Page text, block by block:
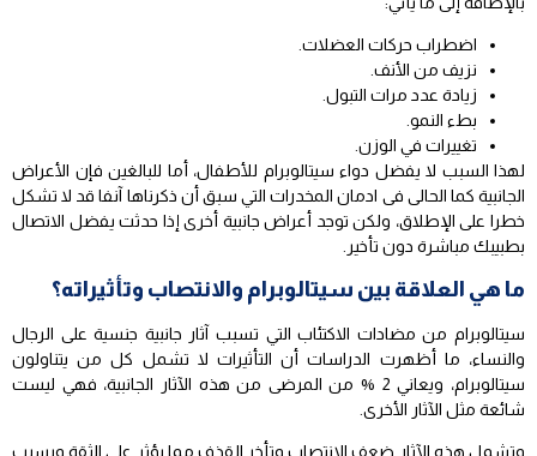
اضطراب حركات العضلات.
نزيف من الأنف.
زيادة عدد مرات التبول.
بطء النمو.
تغييرات في الوزن.
لهذا السبب لا يفضل دواء سيتالوبرام للأطفال، أما للبالغين فإن الأعراض
الجانبية كما الحالى فى ادمان المخدرات التي سبق أن ذكرناها آنفا قد لا تشكل
خطرا على الإطلاق، ولكن توجد أعراض جانبية أخرى إذا حدثت يفضل الاتصال
بطبيبك مباشرة دون تأخير.
ما هي العلاقة بين سيتالوبرام والانتصاب وتأثيراته؟
سيتالوبرام من مضادات الاكتئاب التي تسبب آثار جانبية جنسية على الرجال
والنساء، ما أظهرت الدراسات أن التأثيرات لا تشمل كل من يتناولون
سيتالوبرام، ويعاني 2 % من المرضى من هذه الآثار الجانبية، فهي ليست
شائعة مثل الآثار الأخرى.
وتشمل هذه الآثار ضعف الانتصاب وتأخر القذف مما يؤثر على الثقة ويسبب